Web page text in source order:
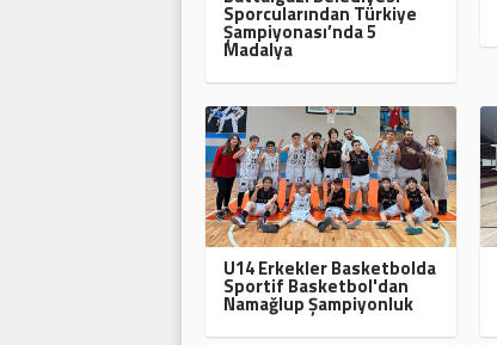
Sporcularından Türkiye
Şampiyonası’nda 5
Madalya
U14 Erkekler Basketbolda
Sportif Basketbol'dan
Namağlup Şampiyonluk